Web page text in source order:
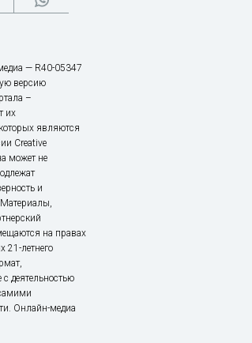
— R40-05347
версию
–
их
являются
Creative
может не
и
Материалы,
на правах
21-летнего
деятельностью
Онлайн-медиа